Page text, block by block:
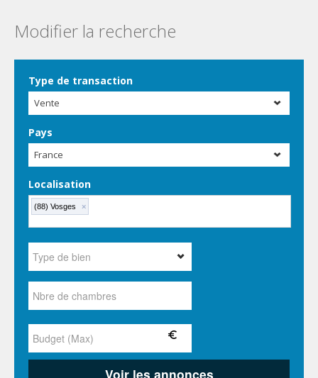
Modifier la recherche
Type de transaction
Vente
Pays
France
Localisation
(88) Vosges ×